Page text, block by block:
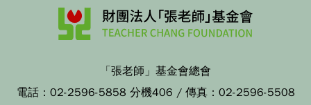
「張老師」基金會總會
電話： 02-2596-5858 分機406 / 傳真： 02-2596-5508